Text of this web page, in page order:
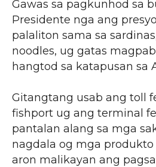
Gawas sa pagkunhod sa
Presidente nga ang
palaliton sama sa
noodles, ug gatas
hangtod sa katapusan sa
Gitangtang usab ang toll
fishport ug ang terminal
pantalan alang sa mga
nagdala og mga
aron malikayan ang